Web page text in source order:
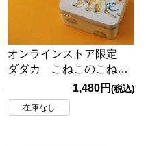
オンラインストア限定
ダダカ こねこのこねこ
ねクッキー缶mini
Flower 18p
1,480円 (税込)
在庫なし